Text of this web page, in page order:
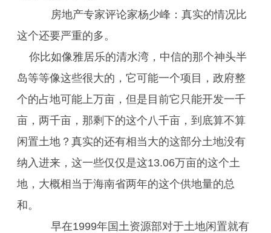
房地产专家评论家杨少峰：真实的情况比
这个还要严重的多。
你比如像雅居乐的清水湾，中信的那个神头半
岛等等像这些很大的，它可能一个项目，政府整
个的占地可能上万亩，但是目前它只能开发一千
亩，两千亩，那剩下的这个八千亩，到底算不算
闲置土地？真实的还有相当大的这部分土地没有
纳入进来，这一些仅仅是这13.06万亩的这个土
地，大概相当于海南省两年的这个供地量的总
和。
早在1999年国土资源部对于土地闲置就有